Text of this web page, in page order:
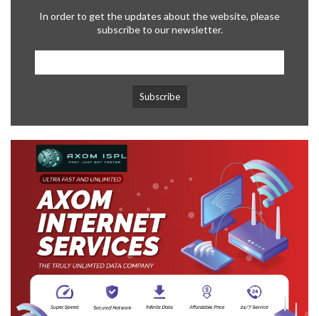
In order to get the updates about the website, please
subscribe to our newsletter.